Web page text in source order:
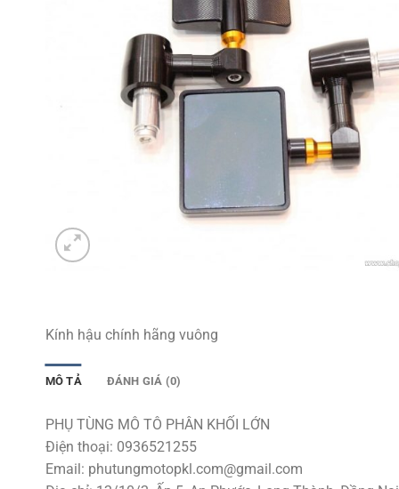
Kính hậu chính hãng vuông
MÔ TẢ ĐÁNH GIÁ (0)
PHỤ TÙNG MÔ TÔ PHÂN KHỐI LỚN
Điện thoại: 0936521255
Email: phutungmotopkl.com@gmail.com